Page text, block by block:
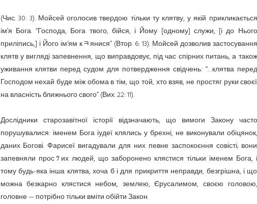
(Чис. 30: 3). Мойсей оголосив твердою тільки ту клятву, у якій прикликається
ім’я Бога. “Господа, Бога твого, бійся, і Йому [одному] служи, [і до Нього
приліпись,] і Його ім’ям кﾻянися” (Втор. 6: 13). Мойсей дозволив застосування
клятв у вигляді запевнення, що виправдовує, під час спірних питань, а також
уживання клятви перед судом для потвердження свідчень: “…клятва перед
Господом нехай буде між обома в тім, що той, хто взяв, не простяг руки своєї
на власність ближнього свого” (Вих. 22: 11).
Дослідники старозавітної історії відзначають, що вимоги Закону часто
порушувалися: іменем Бога іудеї клялись у брехні, не виконували обіцянок,
даних Богові. Фарисеї вигадували для них певне заспокоєння совісті; вони
запевняли просﾂих людей, що заборонено клястися тільки іменем Бога, і
тому будь-яка інша клятва, хоча б і для прикриття неправди, безгрішна, і що
можна безкарно клястися небом, землею, Єрусалимом, своєю головою,
головне — потрібно тільки вміти обійти Закон.